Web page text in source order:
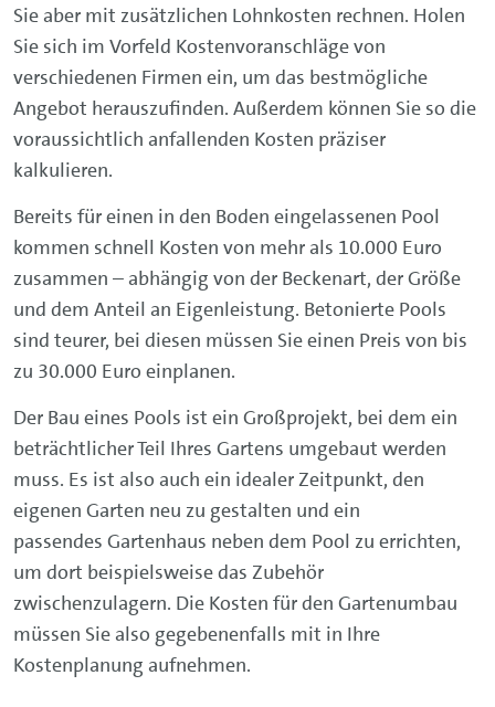
Sie aber mit zusätzlichen Lohnkosten rechnen. Holen
Sie sich im Vorfeld Kostenvoranschläge von
verschiedenen Firmen ein, um das bestmögliche
Angebot herauszufinden. Außerdem können Sie so die
voraussichtlich anfallenden Kosten präziser
kalkulieren.
Bereits für einen in den Boden eingelassenen Pool
kommen schnell Kosten von mehr als 10.000 Euro
zusammen – abhängig von der Beckenart, der Größe
und dem Anteil an Eigenleistung. Betonierte Pools
sind teurer, bei diesen müssen Sie einen Preis von bis
zu 30.000 Euro einplanen.
Der Bau eines Pools ist ein Großprojekt, bei dem ein
beträchtlicher Teil Ihres Gartens umgebaut werden
muss. Es ist also auch ein idealer Zeitpunkt, den
eigenen Garten neu zu gestalten und ein
passendes Gartenhaus neben dem Pool zu errichten,
um dort beispielsweise das Zubehör
zwischenzulagern. Die Kosten für den Gartenumbau
müssen Sie also gegebenenfalls mit in Ihre
Kostenplanung aufnehmen.